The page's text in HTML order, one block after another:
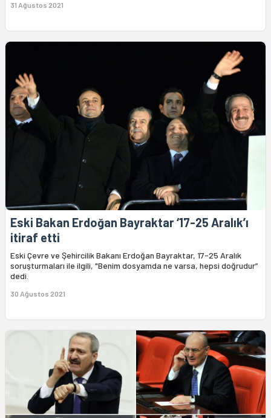
31 Ağustos 2021
Eski Bakan Erdoğan Bayraktar ‘17-25 Aralık’ı
itiraf etti
Eski Çevre ve Şehircilik Bakanı Erdoğan Bayraktar, 17-25 Aralık
soruşturmaları ile ilgili, "Benim dosyamda ne varsa, hepsi doğrudur”
dedi.
30 Ağustos 2021